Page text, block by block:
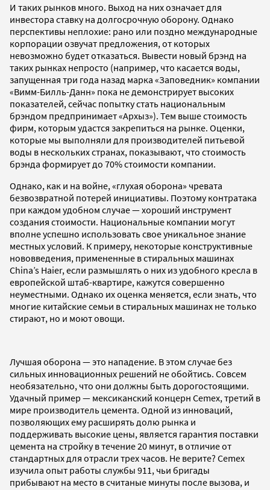
И таких рынков много. Выход на них означает для
инвестора ставку на долгосрочную оборону. Однако
перспективы неплохие: рано или поздно международные
корпорации озвучат предложения, от которых
невозможно будет отказаться. Вывести новый брэнд на
таких рынках непросто (например, что касается воды,
запущенная три года назад марка «Заповедник» компании
«Вимм-Билль-Данн» пока не демонстрирует высоких
показателей, сейчас попытку стать национальным
брэндом предпринимает «Архыз»). Тем выше стоимость
фирм, которым удастся закрепиться на рынке. Оценки,
которые мы выполняли для производителей питьевой
воды в нескольких странах, показывают, что стоимость
брэнда формирует до 70% стоимости компании.
Однако, как и на войне, «глухая оборона» чревата
безвозвратной потерей инициативы. Поэтому контратака
при каждом удобном случае — хороший инструмент
создания стоимости. Национальные компании могут
вполне успешно использовать свое уникальное знание
местных условий. К примеру, некоторые конструктивные
нововведения, примененные в стиральных машинах
China’s Haier, если размышлять о них из удобного кресла в
европейской штаб-квартире, кажутся совершенно
неуместными. Однако их оценка меняется, если знать, что
многие китайские семьи в стиральных машинах не только
стирают, но и моют овощи.
Лучшая оборона — это нападение. В этом случае без
сильных инновационных решений не обойтись. Совсем
необязательно, что они должны быть дорогостоящими.
Удачный пример — мексиканский концерн Cemex, третий в
мире производитель цемента. Одной из инноваций,
позволяющих ему расширять долю рынка и
поддерживать высокие цены, является гарантия поставки
цемента на стройку в течение 20 минут, в отличие от
стандартных для отрасли трех часов. Не верите? Cemex
изучила опыт работы службы 911, чьи бригады
прибывают на место в считаные минуты после вызова, и